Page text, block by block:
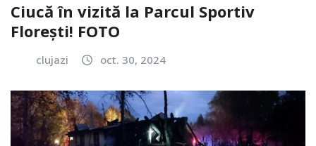
Ciucă în vizită la Parcul Sportiv
Florești! FOTO
clujazi oct. 30, 2024